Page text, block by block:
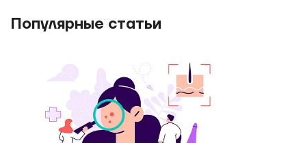
Популярные статьи